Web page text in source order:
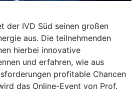
der IVD Süd seinen großen
aus. Die teilnehmenden
hierbei innovative
und erfahren, wie aus
profitable Chancen
das Online-Event von Prof.